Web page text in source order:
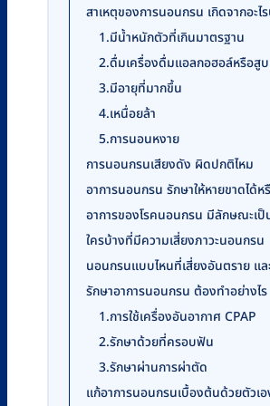
สาเหตุของการนอนกรน เกิดจากอะไ
1.มีน้ำหนักตัวที่เกินมาตรฐาน
2.ดื่มเครื่องดื่มแอลกอฮอล์หรือสูบ
3.มีอายุที่มากขึ้น
4.เหนื่อยล้า
5.การนอนหงาย
การนอนกรนเสียงดัง ผิดปกติไหม
อาการนอนกรน รักษาให้หายขาดได้ห
อาการของโรคนอนกรน มีลักษณะเป็
ใครบ้างที่มีความเสี่ยงภาวะนอนกรน
นอนกรนแบบไหนที่เสี่ยงอันตราย แ
รักษาอาการนอนกรน ต้องทำอย่างไร
1.การใช้เครื่องอันอากาศ CPAP
2.รักษาด้วยที่ครอบฟัน
3.รักษาผ่านการผ่าตัด
แก้อาการนอนกรนเบื้องต้นด้วยตัวเ